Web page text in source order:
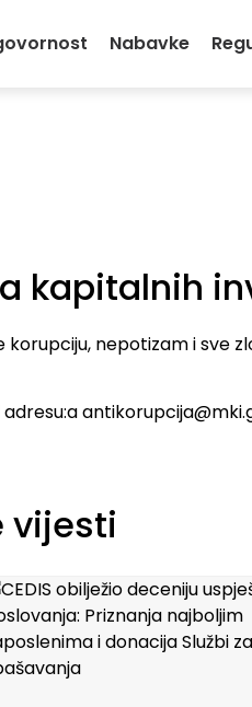
Nabavke
kapitalnih
nepotizam i sve
vijesti